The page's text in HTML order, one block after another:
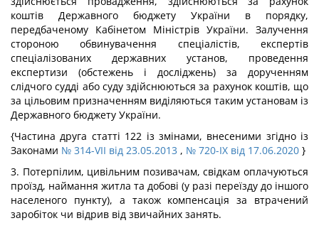
коштів Державного бюджету України в порядку,
передбаченому Кабінетом Міністрів України. Залучення
стороною обвинувачення спеціалістів, експертів
спеціалізованих державних установ, проведення
експертизи (обстежень і досліджень) за дорученням
слідчого судді або суду здійснюються за рахунок коштів, що
за цільовим призначенням виділяються таким установам із
Державного бюджету України.
{Частина друга статті 122 із змінами, внесеними згідно із
Законами № 314-VII від 23.05.2013 , № 720-IX від 17.06.2020 }
3. Потерпілим, цивільним позивачам, свідкам оплачуються
проїзд, наймання житла та добові (у разі переїзду до іншого
населеного пункту), а також компенсація за втрачений
заробіток чи відрив від звичайних занять.